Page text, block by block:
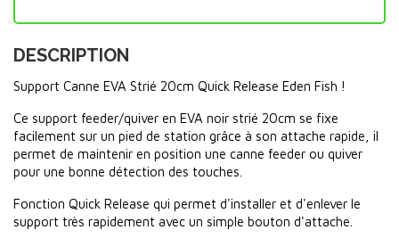
DESCRIPTION
Support Canne EVA Strié 20cm Quick Release Eden Fish !
Ce support feeder/quiver en EVA noir strié 20cm se fixe
facilement sur un pied de station grâce à son attache rapide, il
permet de maintenir en position une canne feeder ou quiver
pour une bonne détection des touches.
Fonction Quick Release qui permet d'installer et d'enlever le
support très rapidement avec un simple bouton d'attache.